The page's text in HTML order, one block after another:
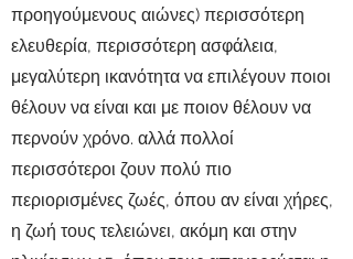
προηγούμενους αιώνες) περισσότερη
ελευθερία, περισσότερη ασφάλεια,
μεγαλύτερη ικανότητα να επιλέγουν ποιοι
θέλουν να είναι και με ποιον θέλουν να
περνούν χρόνο. αλλά πολλοί
περισσότεροι ζουν πολύ πιο
περιορισμένες ζωές, όπου αν είναι χήρες,
η ζωή τους τελειώνει, ακόμη και στην